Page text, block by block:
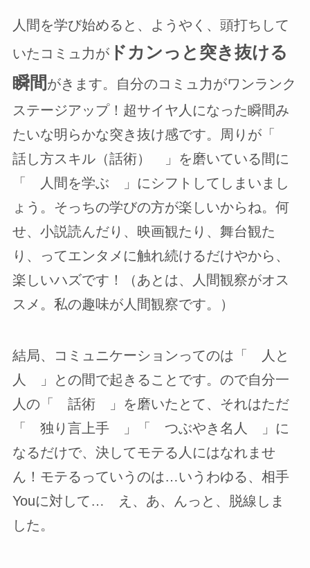
人間を学び始めると、ようやく、頭打ちして
いたコミュ力がドカンっと突き抜ける
瞬間がきます。自分のコミュ力がワンランク
ステージアップ！超サイヤ人になった瞬間み
たいな明らかな突き抜け感です。周りが「
話し方スキル（話術） 」を磨いている間に
「 人間を学ぶ 」にシフトしてしまいまし
ょう。そっちの学びの方が楽しいからね。何
せ、小説読んだり、映画観たり、舞台観た
り、ってエンタメに触れ続けるだけやから、
楽しいハズです！（あとは、人間観察がオス
スメ。私の趣味が人間観察です。）
結局、コミュニケーションってのは「 人と
人 」との間で起きることです。ので自分一
人の「 話術 」を磨いたとて、それはただ
「 独り言上手 」「 つぶやき名人 」に
なるだけで、決してモテる人にはなれませ
ん！モテるっていうのは…いうわゆる、相手
Youに対して… え、あ、んっと、脱線しま
した。